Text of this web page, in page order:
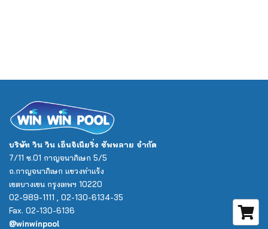
บริษัท วิน วิน เอ็นจิเนียริ่ง ซัพพลาย จำกัด
7/11 ซ.01 กาญจนาภิเษก 5/5
ถ.กาญจนาภิเษก แขวงท่าแร้ง
เขตบางเขน กรุงเทพฯ 10220
02-989-1111 , 02-130-6134-35
Fax. 02-130-6136
@winwinpool